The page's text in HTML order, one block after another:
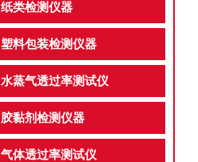
纸类检测仪器
塑料包装检测仪器
水蒸气透过率测试仪
胶黏剂检测仪器
气体透过率测试仪